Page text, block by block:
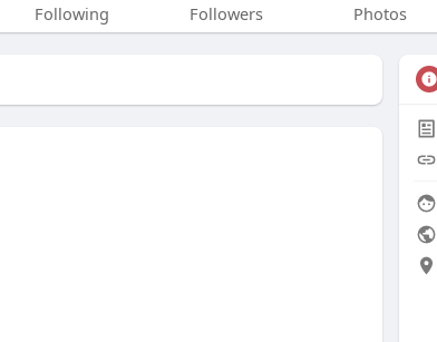
Following Followers Photos